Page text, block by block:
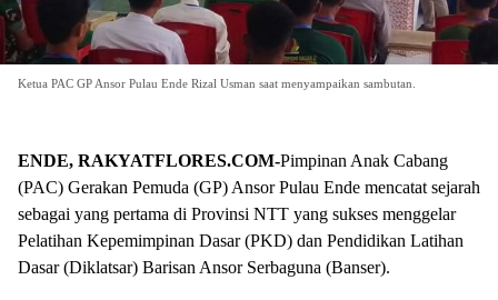
Ketua PAC GP Ansor Pulau Ende Rizal Usman saat menyampaikan sambutan.
ENDE, RAKYATFLORES.COM-Pimpinan Anak Cabang
(PAC) Gerakan Pemuda (GP) Ansor Pulau Ende mencatat sejarah
sebagai yang pertama di Provinsi NTT yang sukses menggelar
Pelatihan Kepemimpinan Dasar (PKD) dan Pendidikan Latihan
Dasar (Diklatsar) Barisan Ansor Serbaguna (Banser).